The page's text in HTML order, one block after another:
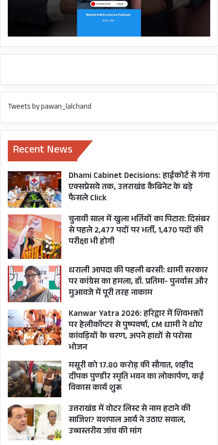
CM PUSHKAR SINGH DHAMI
MUMBAI
NEW VARIANT
OMICRON
PM MODI
Tweets by pawan_lalchand
Recent News
Dhami Cabinet Decisions: हाईकोर्ट से गंगा
एक्सप्रेसवे तक, उत्तराखंड कैबिनेट के बड़े
फैसले Click
चुनावी साल में खुला भर्तियों का पिटारा: दिसंबर
से पहले 2,477 पदों पर भर्ती, 1,470 पदों की
परीक्षा भी होगी
धराली आपदा की पहली बरसी: धामी सरकार
पर कांग्रेस का हमला, डॉ. प्रतिमा- पुनर्वास और
मुआवजे में पूरी तरह नाकाम
Kanwar Yatra 2026: हरिद्वार में शिवभक्तों
पर हेलीकॉप्टर से पुष्पवर्षा, CM धामी ने धोए
कांवड़ियों के चरण, अपने हाथों से परोसा
भोजन
मसूरी को 17.80 करोड़ की सौगात, शहीद
दीपक पुण्डीर स्मृति भवन का लोकार्पण, कई
विकास कार्य शुरू
उत्तराखंड में वोटर लिस्ट से नाम हटाने की
साजिश? यशपाल आर्य ने उठाए सवाल,
उच्चस्तरीय जांच की मांग